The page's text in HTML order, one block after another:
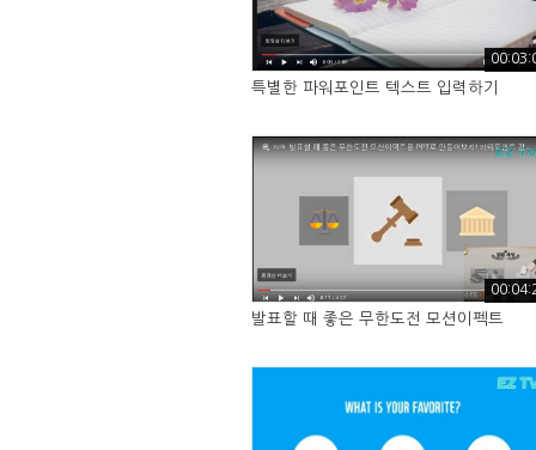
특별한 파워포인트 텍스트 입력하기
발표할 때 좋은 무한도전 모션이펙트